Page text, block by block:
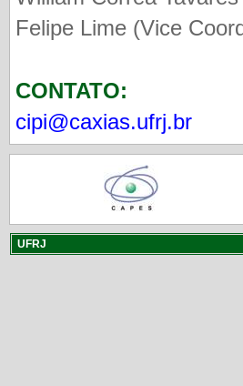
Felipe Lime (Vice
CONTATO:
cipi@caxias.ufrj.br
UFRJ